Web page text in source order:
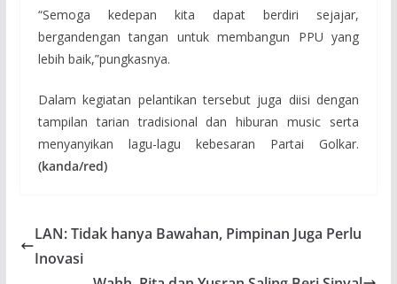
“Semoga kedepan kita dapat berdiri sejajar,
bergandengan tangan untuk membangun PPU yang
lebih baik,”pungkasnya.
Dalam kegiatan pelantikan tersebut juga diisi dengan
tampilan tarian tradisional dan hiburan music serta
menyanyikan lagu-lagu kebesaran Partai Golkar.
(kanda/red)
LAN: Tidak hanya Bawahan, Pimpinan Juga Perlu
Inovasi